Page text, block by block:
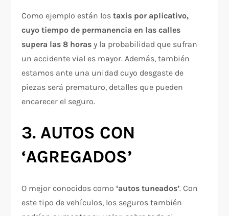
Como ejemplo están lostaxis por aplicativo,
cuyo tiempo de permanencia en las calles
supera las 8 horas y la probabilidad que sufran
un accidente vial es mayor. Además, también
estamos ante una unidad cuyo desgaste de
piezas será prematuro, detalles que pueden
encarecer el seguro.
3. AUTOS CON
‘AGREGADOS’
O mejor conocidos como‘autos tuneados’. Con
este tipo de vehículos, los seguros también